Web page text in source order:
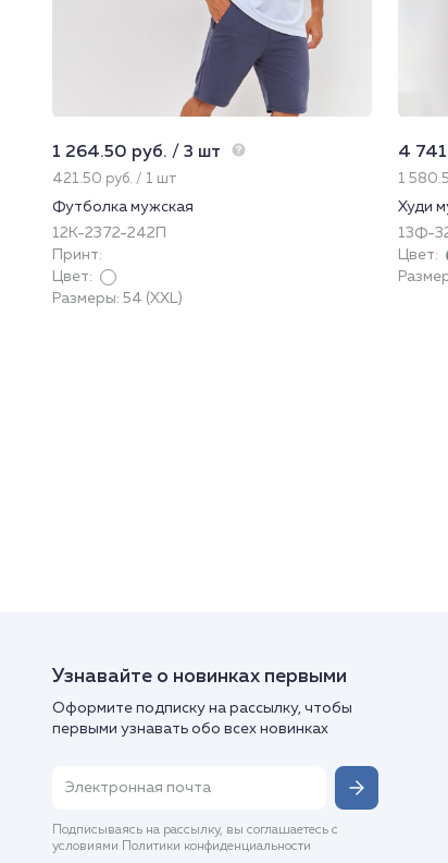
1 264.50 руб. / 3 шт
421.50 руб. / 1 шт
Футболка мужская
12К-2372-242П
Принт:
Цвет:
Размеры: 54 (XXL)
4
1
Худи
13Ф-
Цвет:
Узнавайте о новинках первыми
Оформите подписку на рассылку, чтобы
первыми узнавать обо всех новинках
Подписываясь на рассылку, вы соглашаетесь с
условиями Политики конфиденциальности